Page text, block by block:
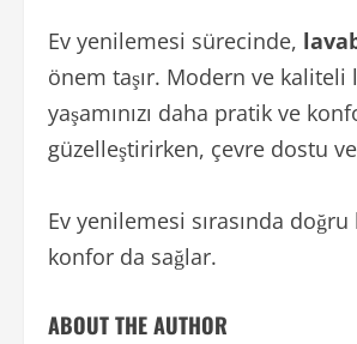
Ev yenilemesi sürecinde,
önem taşır. Modern ve kaliteli
yaşamınızı daha pratik ve
güzelleştirirken, çevre dostu
Ev yenilemesi sırasında
konfor da sağlar.
ABOUT THE AUTHOR